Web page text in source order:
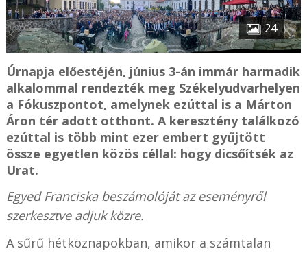
24
Úrnapja előestéjén, június 3-án immár harmadik
alkalommal rendezték meg Székelyudvarhelyen
a Fókuszpontot, amelynek ezúttal is a Márton
Áron tér adott otthont. A keresztény találkozó
ezúttal is több mint ezer embert gyűjtött
össze egyetlen közös céllal: hogy dicsőítsék az
Urat.
Egyed Franciska beszámolóját az eseményről
szerkesztve adjuk közre.
A sűrű hétköznapokban, amikor a számtalan